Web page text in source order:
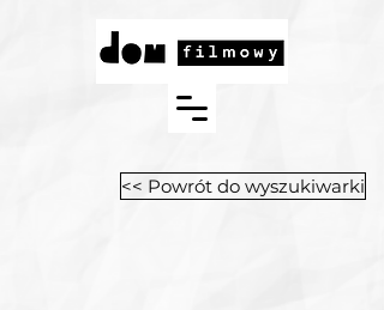
<< Powrót do wyszukiwarki